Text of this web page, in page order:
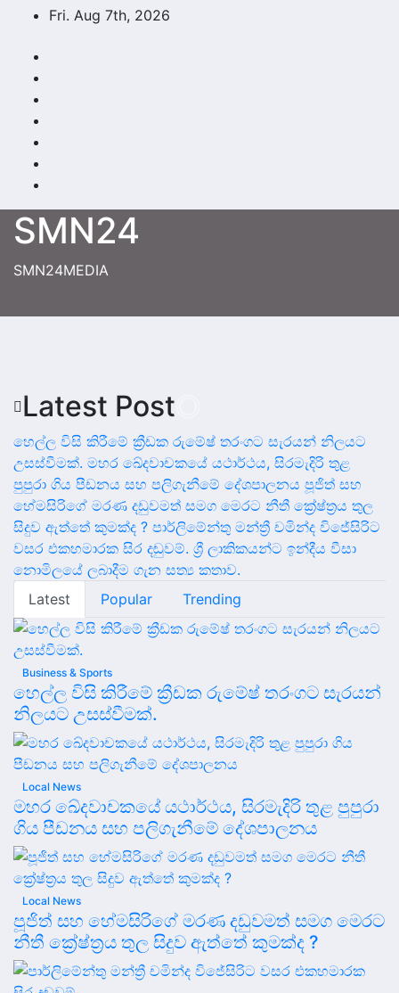
content
Fri. Aug 7th, 2026
SMN24
SMN24MEDIA
Latest Post
හෙල්ල විසි කිරීමේ ක්‍රීඩක රුමේෂ් තරංගට සැරයන් නිලයට
උසස්වීමක්. මහර ඛේදවාචකයේ යථාර්ථය, සිරමැදිරි තුළ
පුපුරා ගිය පීඩනය සහ පලිගැනීමේ දේශපාලනය පූජිත් සහ
හේමසිරිගේ මරණ දඩුවමත් සමග මෙරට නීතී ක්‍රේෂ්ත්‍රය තුල
සිදුව ඇත්තේ කුමක්ද ? පාර්ලිමේන්තු මන්ත්‍රී චමින්ද විජේසිරිට
වසර එකහමාරක සිර දඬුවම්. ශ්‍රී ලාකිකයන්ට ඉන්දීය වීසා
නොමිලයේ ලබාදීම ගැන සත්‍ය කතාව.
Latest
Popular Trending
Business & Sports
හෙල්ල විසි කිරීමේ ක්‍රීඩක රුමේෂ් තරංගට සැරයන්
නිලයට උසස්වීමක්.
Local News
මහර ඛේදවාචකයේ යථාර්ථය, සිරමැදිරි තුළ පුපුරා
ගිය පීඩනය සහ පලිගැනීමේ දේශපාලනය
Local News
පූජිත් සහ හේමසිරිගේ මරණ දඩුවමත් සමග මෙරට
නීතී ක්‍රේෂ්ත්‍රය තුල සිදුව ඇත්තේ කුමක්ද ?